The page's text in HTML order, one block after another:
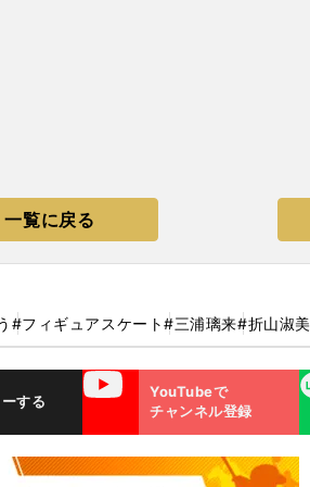
一覧に戻る
#フィギュアスケート#三浦璃来#折山淑美
する
YouTube
YouTubeで
チャンネル登録
LINE